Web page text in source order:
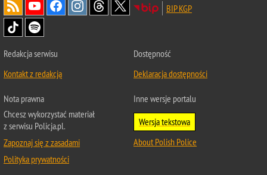
BIP KGP
Redakcja serwisu
Kontakt z redakcją
Dostępność
Deklaracja dostępności
Nota prawna
Chcesz wykorzystać materiał
z serwisu Policja.pl.
Zapoznaj się z zasadami
Polityka prywatności
Inne wersje portalu
Wersja tekstowa
About Polish Police